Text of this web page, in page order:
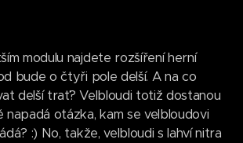
modulu najdete rozšíření herní
bude o čtyři pole delší. A na co
delší trať? Velbloudi totiž dostanou
otázka, kam se velbloudovi
:) No, takže, velbloudi s lahví nitra